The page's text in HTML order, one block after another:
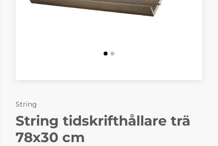
String
String tidskrifthållare trä
78x30 cm